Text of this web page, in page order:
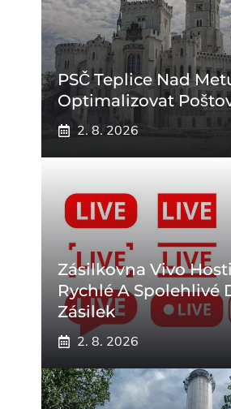
PSČ Teplice Nad
Optimalizovat
2. 8. 2026
Zásilkovna Vivo
Rychlé A Spolehlivé
Zásilek
2. 8. 2026